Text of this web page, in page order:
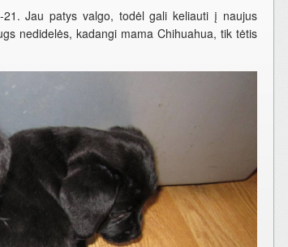
Jau patys valgo, todėl gali keliauti į naujus
nedidelės, kadangi mama Chihuahua, tik tėtis